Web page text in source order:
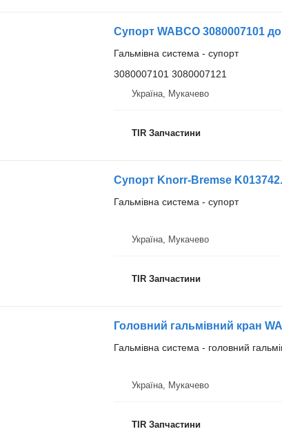
Супорт WABCO 3080007101
Гальмівна система - супорт
3080007101 3080007121
Україна, Мукачево
TIR Запчастини
Супорт Knorr-Bremse
Гальмівна система - супорт
Україна, Мукачево
TIR Запчастини
Головний гальмівний кран
Гальмівна система - головний
Україна, Мукачево
TIR Запчастини